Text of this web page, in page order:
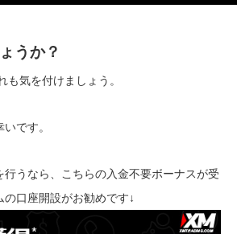
うか？
も気を付けましょう。
です。
行うなら、こちらの入金不要ボーナスが受
口座開設がお勧めです↓